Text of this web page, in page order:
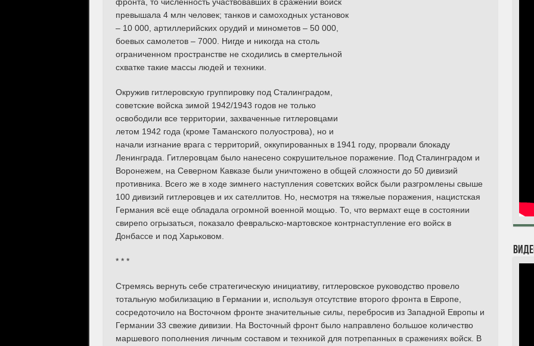
превышала 4 млн человек; танков и самоходных установок
– 10 000, артиллерийских орудий и минометов – 50 000,
боевых самолетов – 7000. Нигде и никогда на столь
ограниченном пространстве не сходились в смертельной
схватке такие массы людей и техники.
Окружив гитлеровскую группировку под Сталинградом,
советские войска зимой 1942/1943 годов не только
освободили все территории, захваченные гитлеровцами
летом 1942 года (кроме Таманского полуострова), но и
начали изгнание врага с территорий, оккупированных в 1941 году, прорвали блокаду
Ленинграда. Гитлеровцам было нанесено сокрушительное поражение. Под Сталинградом и
Воронежем, на Северном Кавказе были уничтожено в общей сложности до 50 дивизий
противника. Всего же в ходе зимнего наступления советских войск были разгромлены свыше
100 дивизий гитлеровцев и их сателлитов. Но, несмотря на тяжелые поражения, нацистская
Германия всё еще обладала огромной военной мощью. То, что вермахт еще в состоянии
свирепо огрызаться, показало февральско-мартовское контрнаступление его войск в
Донбассе и под Харьковом.
* * *
Стремясь вернуть себе стратегическую инициативу, гитлеровское руководство провело
тотальную мобилизацию в Германии и, используя отсутствие второго фронта в Европе,
сосредоточило на Восточном фронте значительные силы, перебросив из Западной Европы и
Германии 33 свежие дивизии. На Восточный фронт было направлено большое количество
маршевого пополнения личным составом и техникой для потрепанных в сражениях войск. В